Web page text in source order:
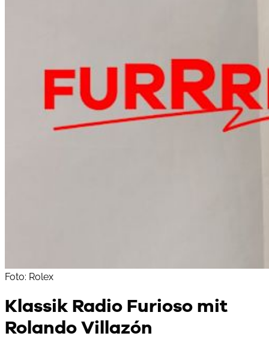
Foto: Rolex
Klassik Radio Furioso mit
Rolando Villazón